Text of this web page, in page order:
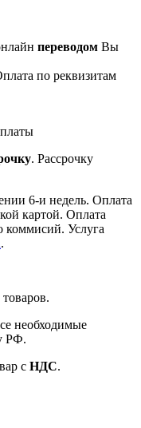
переводом Вы
по реквизитам
. Рассрочку
6-и недель. Оплата
картой. Оплата
коммисий. Услуга
.
необходимые
РФ.
с НДС.